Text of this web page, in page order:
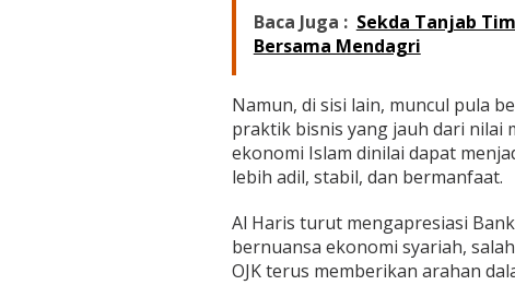
Baca Juga : Sekda Tanjab
Bersama Mendagri
Namun, di sisi lain, muncul pula
praktik bisnis yang jauh dari nilai
ekonomi Islam dinilai dapat
lebih adil, stabil, dan bermanfaat.
Al Haris turut mengapresiasi
bernuansa ekonomi syariah,
OJK terus memberikan arahan